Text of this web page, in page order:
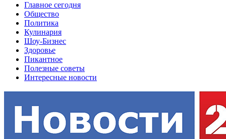
Главное сегодня
Общество
Политика
Кулинария
Шоу-Бизнес
Здоровье
Пикантное
Полезные советы
Интересные новости